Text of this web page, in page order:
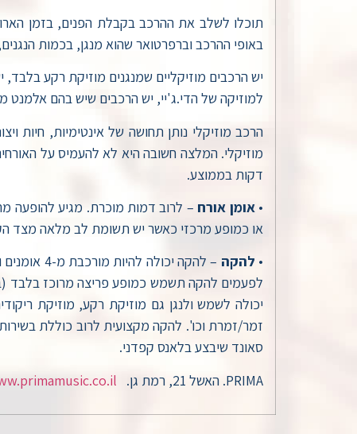
תוכלו לשלב את ההרכב בקבלת הפנים, בזמן
באופי ההרכב וברפרטואר שהוא מנגן, בכמות
יש הרכבים מוזיקליים שמנגנים מוזיקת רקע
למוזיקה של הדי.ג'יי, יש הרכבים שיש בהם אלמנט
הרכב מוזיקלי נותן תחושה של אינטימיות, חיות
דקות בממוצע.
•אומן אורח
או כמופע מרכזי כאשר יש תשומת לב מלאה מצד
• להקה
לפעמים להקה תשמש כמופע פריצה מרוכז בלבד
יכולה לשמש ולנגן גם מוזיקת רקע, מוזיקת
זמר/זמרת וכו'. להקה מקצועית לרוב כוללת
סאונד שיבצע בלאנס קפדני.
PRIMA. האשל 21, רמת גן. idan@primamusic.co.il